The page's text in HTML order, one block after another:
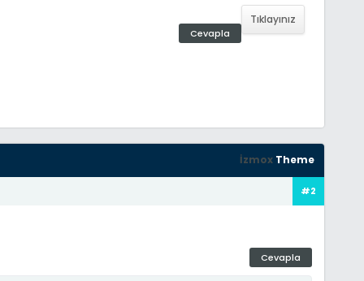
Tıklayınız
Cevapla
İzmox Theme
#2
Cevapla